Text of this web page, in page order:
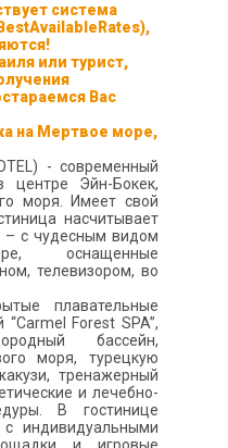
система
,
или турист,
Вас
на Мертвое море,
- современный
центре Эйн-Бокек,
моря. Имеет свой
насчитывает
– с чудесным видом
оснащенные
телевизором, во
плавательные
Forest SPA”,
бассейн,
моря, турецкую
тренажерный
и лечебно-
В гостинице
индивидуальными